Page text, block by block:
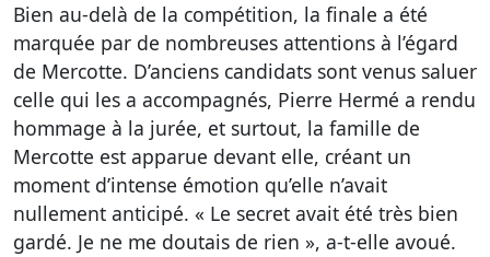
Bien au-delà de la compétition, la finale a été
marquée par de nombreuses attentions à l’égard
de Mercotte. D’anciens candidats sont venus saluer
celle qui les a accompagnés, Pierre Hermé a rendu
hommage à la jurée, et surtout, la famille de
Mercotte est apparue devant elle, créant un
moment d’intense émotion qu’elle n’avait
nullement anticipé. « Le secret avait été très bien
gardé. Je ne me doutais de rien », a-t-elle avoué.